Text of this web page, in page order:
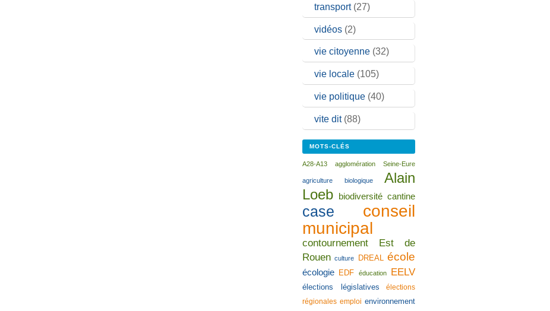
transport(27)
vidéos (2)
vie citoyenne (32)
vie locale (105)
vie politique (40)
vite dit(88)
MOTS-CLÉS
A28-A13 agglomération Seine-Eure
agriculture biologique
Alain
Loeb biodiversité cantine
case
conseil
municipal
contournement Est de
Rouen culture DREAL école
écologie EDF éducation EELV
élections législatives
élections
régionales emploi environnement